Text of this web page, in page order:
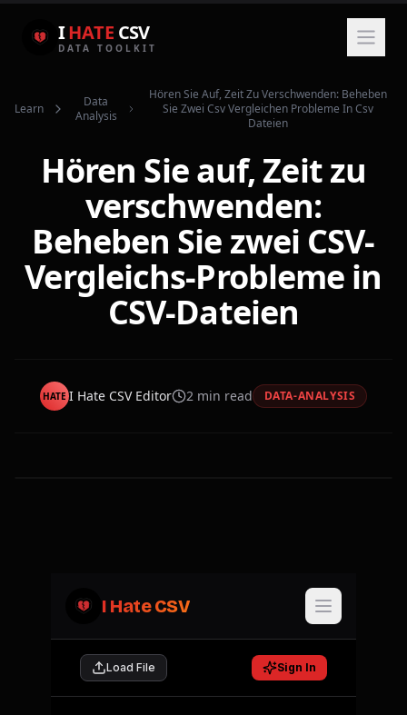
IHATE CSV
DATA TOOLKIT
Learn
Data
Analysis
Hören Sie Auf, Zeit Zu Verschwenden: Beheben
Sie Zwei Csv Vergleichen Probleme In Csv
Dateien
Hören Sie auf, Zeit zu
verschwenden:
Beheben Sie zwei CSV-
Vergleichs-Probleme in
CSV-Dateien
HATE I Hate CSV Editor 2min read DATA-ANALYSIS